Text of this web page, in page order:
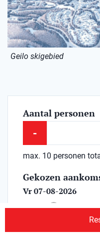
Geilo skigebied
Aantal personen
-
max. 10 personen
Gekozen
Vr 07-08-2026
Duur ?